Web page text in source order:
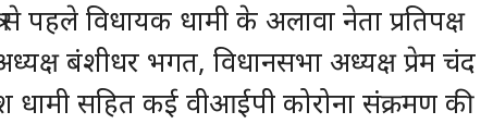
से पहले विधायक धामी के अलावा नेता प्रतिपक्ष
बंशीधर भगत, विधानसभा अध्यक्ष प्रेम चंद
धामी सहित कई वीआईपी कोरोना संक्रमण की